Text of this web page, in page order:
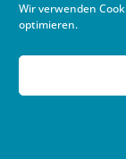
Wir verwenden
optimieren.